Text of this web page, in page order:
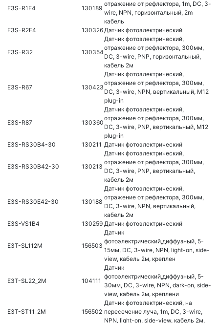
E3S-R1E4 130189
отражение от рефлектора, 1m, DC, 3-
wire, NPN, горизонтальный, 2m
кабель
E3S-R2E4
130326Датчик фотоэлектрический
E3S-R32 130354
Датчик фотоэлектрический,
отражение от рефлектора, 300мм,
DC, 3-wire, PNP, горизонтальный,
кабель 2м
E3S-R67 130423
Датчик фотоэлектрический,
отражение от рефлектора, 300мм,
DC, 3-wire, NPN, вертикальный, M12
plug-in
E3S-R87 130360
Датчик фотоэлектрический,
отражение от рефлектора, 300мм,
DC, 3-wire, PNP, вертикальный, M12
plug-in
E3S-RS30B4-30
130211 Датчик фотоэлектрический
E3S-RS30B42-30 130213
Датчик фотоэлектрический,
отражение от рефлектора, 300мм,
DC, 3-wire, PNP, вертикальный,
кабель 2м
E3S-RS30E42-30 130188
Датчик фотоэлектрический,
отражение от рефлектора, 300мм,
DC, 3-wire, NPN, вертикальный,
кабель 2м
E3S-VS1B4
130259 Датчик фотоэлектрический
E3T-SL112M 156503
Датчик
фотоэлектрический,диффузный, 5-
15мм, DC, 3-wire, NPN, light-on, side-
view, кабель 2м, креплен
E3T-SL22_2M 104111
Датчик
фотоэлектрический,диффузный, 5-
30мм, DC, 3-wire, NPN, dark-on, side-
view, кабель 2м, креплени
E3T-ST11_2M 156502
Датчик фотоэлектрический, на
пересечение луча, 1m, DC, 3-wire,
NPN, light-on, side-view, кабель 2м,